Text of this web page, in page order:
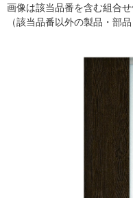
画像は該当品番を含む組合せ
（該当品番以外の製品・部